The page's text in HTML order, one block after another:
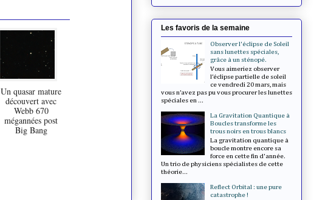
Un quasar mature
découvert avec
Webb 670
mégannées post
Big Bang
Les favoris de la semaine
Observer l'éclipse de Soleil
sans lunettes spéciales,
grâce à un sténopé.
Vous aimeriez observer
l’éclipse partielle de soleil
ce vendredi 20 mars, mais
vous n’avez pas pu vous procurer les lunettes
spéciales en ...
La Gravitation Quantique à
Boucles transforme les
trous noirs en trous blancs
La gravitation quantique à
boucle montre encore sa
force en cette fin d'année.
Un trio de physiciens spécialistes de cette
théorie...
Reflect Orbital : une pure
catastrophe !